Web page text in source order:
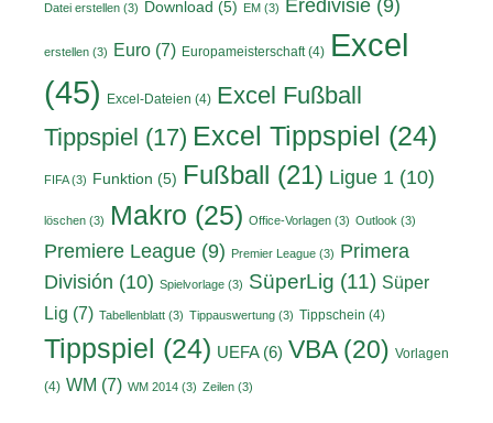
Datei erstellen (3) Download (5) EM (3) Eredivisie (9)
erstellen (3) Euro (7) Europameisterschaft(4) Excel
(45)
Excel-Dateien (4) Excel Fußball
Tippspiel (17) Excel Tippspiel (24)
FIFA(3) Funktion (5) Fußball (21) Ligue 1 (10)
löschen (3) Makro (25) Office-Vorlagen (3) Outlook (3)
Premiere League (9) Premier League (3) Primera
División (10) Spielvorlage (3) SüperLig (11) Süper
Lig (7) Tabellenblatt (3) Tippauswertung (3) Tippschein (4)
Tippspiel (24) UEFA(6) VBA(20) Vorlagen
(4) WM (7) WM 2014 (3) Zeilen (3)